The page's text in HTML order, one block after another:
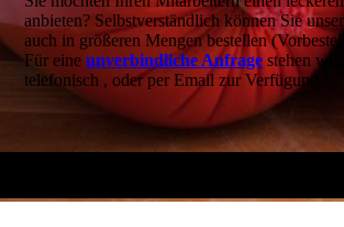
anbieten? Selbstverständlich können Sie
auch in größeren Mengen bestellen
Für eineunverbindliche Anfrage stehen wir
telefonisch , oder per Email zur Verfügung.